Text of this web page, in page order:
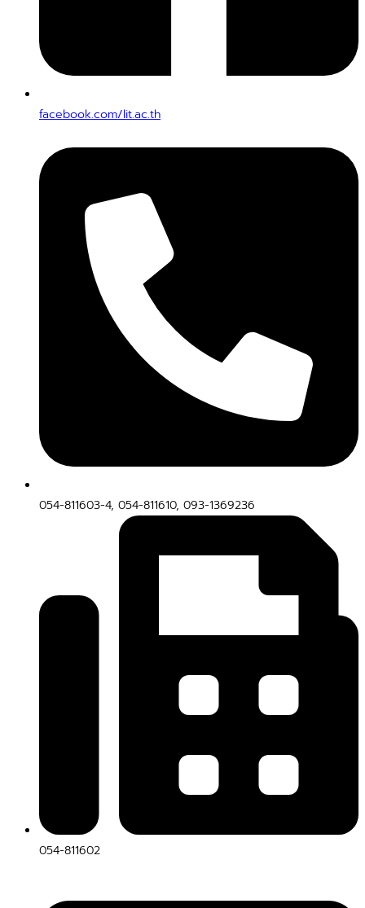
facebook.com/lit.ac.th
054-811603-4, 054-811610, 093-1369236
054-811602